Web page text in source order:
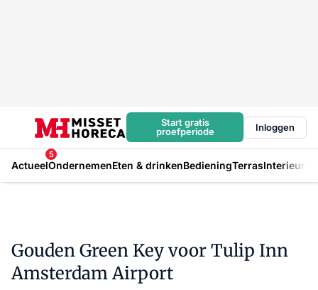
Start gratis
proefperiode
Inloggen
Actueel
5
OndernemenEten & drinkenBedieningTerrasInterieur
Gouden Green Key voor Tulip Inn
Amsterdam Airport